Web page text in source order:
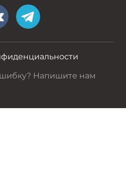
Напишите нам